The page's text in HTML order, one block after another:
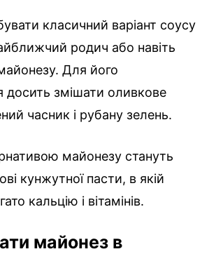
класичний варіант соусу
родич або навіть
Для його
досить змішати оливкове
часник і рубану зелень.
майонезу стануть
кунжутної пасти, в якій
кальцію і вітамінів.
майонез в